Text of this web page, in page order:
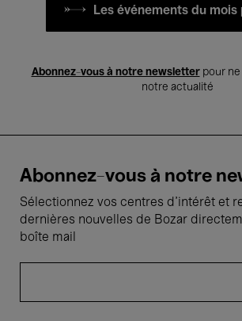
Les événements du mois
Abonnez-vous à notre newsletterpour ne
notre actualité
Abonnez-vous à notre
Sélectionnez vos centres d'intérêt et
dernières nouvelles de Bozar
boîte mail